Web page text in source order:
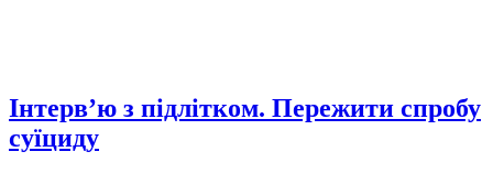
Інтерв’ю з підлітком. Пережити спробу
суїциду